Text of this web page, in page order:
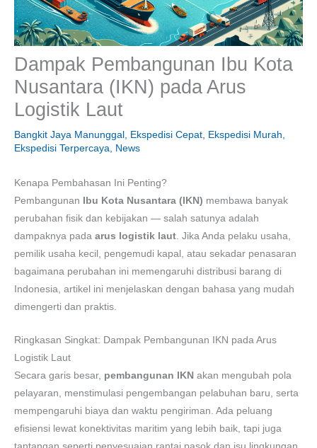
Dampak Pembangunan Ibu Kota
Nusantara (IKN) pada Arus
Logistik Laut
Bangkit Jaya Manunggal Ekspedisi Cepat Ekspedisi Murah
Ekspedisi Terpercaya
News
Kenapa Pembahasan Ini Penting?
Pembangunan
Ibu Kota Nusantara (IKN) membawa banyak
perubahan fisik dan kebijakan — salah satunya adalah
dampaknya pada arus logistik laut . Jika Anda pelaku usaha,
pemilik usaha kecil, pengemudi kapal, atau sekadar penasaran
bagaimana perubahan ini memengaruhi distribusi barang di
Indonesia, artikel ini menjelaskan dengan bahasa yang mudah
dimengerti dan praktis.
Ringkasan Singkat: Dampak Pembangunan IKN pada Arus
Logistik Laut
Secara garis besar, pembangunan IKN akan mengubah pola
pelayaran, menstimulasi pengembangan pelabuhan baru, serta
mempengaruhi biaya dan waktu pengiriman. Ada peluang
efisiensi lewat konektivitas maritim yang lebih baik, tapi juga